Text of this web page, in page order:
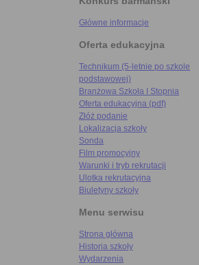
Główne informacje
Oferta edukacyjna
Technikum (5-letnie po szkole
podstawowej)
Branżowa Szkoła I Stopnia
Oferta edukacyjna (pdf)
Złóż podanie
Lokalizacja szkoły
Sonda
Film promocyjny
Warunki i tryb rekrutacji
Ulotka rekrutacyjna
Biuletyny szkoły
Menu serwisu
Strona główna
Historia szkoły
Wydarzenia